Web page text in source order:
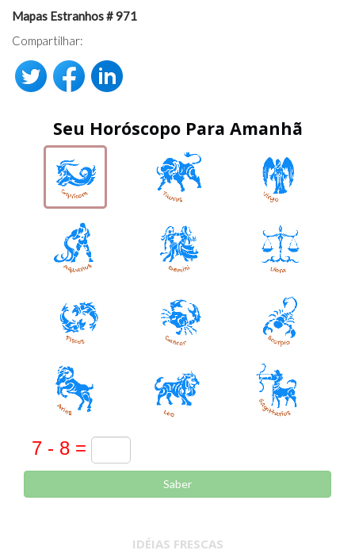
Mapas Estranhos # 971
Compartilhar:
Seu Horóscopo Para Amanhã
Saber
IDÉIAS FRESCAS